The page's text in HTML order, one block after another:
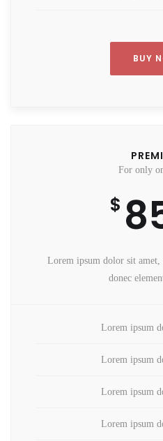
BUY
For only
$
Lorem ipsum dolor sit amet,
donec
Lorem ipsum
Lorem ipsum
Lorem ipsum
Lorem ipsum